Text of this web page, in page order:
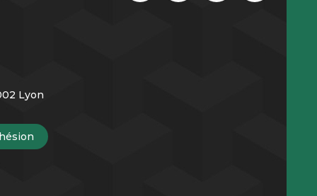
Lyon